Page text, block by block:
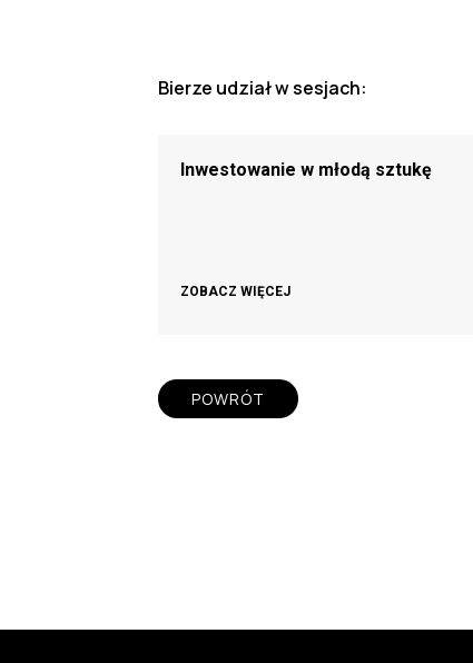
Bierze udział w sesjach:
Inwestowanie w młodą sztukę
ZOBACZ WIĘCEJ
POWRÓT